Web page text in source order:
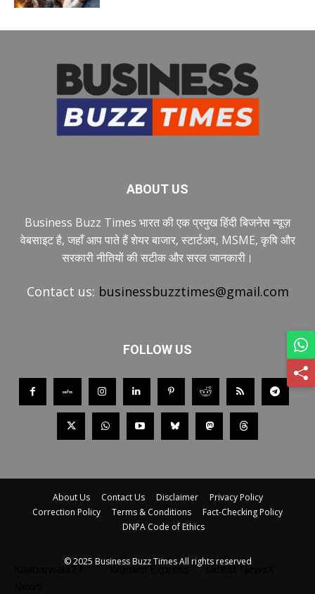
ABOUT US
Business Buzz Times भारत की एक प्रमुख हिंदी बिजनेस न्यूज़
वेबसाइट है, जहाँ आप पाते हैं शेयर बाजार, स्टार्टअप, MSME, कृषि और
सरकारी नीतियों की सटीक और सरल जानकारी।
Contact us: businessbuzztimes@gmail.com
FOLLOW US
About Us Contact Us Disclaimer
Privacy Policy
Correction Policy
Terms & Conditions
Fact-Checking Policy
DNPA Code of Ethics
© 2025 Business Buzz Times All rights reserved
Khabarwala24
Women Express Latest NewsX